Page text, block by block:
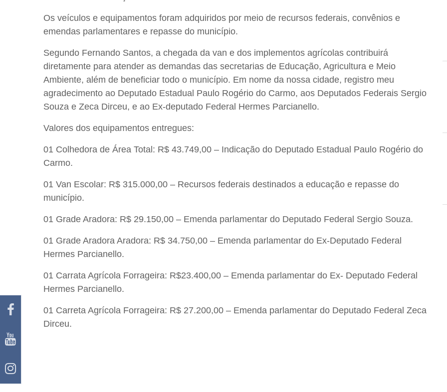
Os veículos e equipamentos foram adquiridos por meio de recursos federais, convênios e
emendas parlamentares e repasse do município.
Segundo Fernando Santos, a chegada da van e dos implementos agrícolas contribuirá
diretamente para atender as demandas das secretarias de Educação, Agricultura e Meio
Ambiente, além de beneficiar todo o município. Em nome da nossa cidade, registro meu
agradecimento ao Deputado Estadual Paulo Rogério do Carmo, aos Deputados Federais Sergio
Souza e Zeca Dirceu, e ao Ex-deputado Federal Hermes Parcianello.
Valores dos equipamentos entregues:
01 Colhedora de Área Total: R$ 43.749,00 – Indicação do Deputado Estadual Paulo Rogério do
Carmo.
01 Van Escolar: R$ 315.000,00 – Recursos federais destinados a educação e repasse do
município.
01 Grade Aradora: R$ 29.150,00 – Emenda parlamentar do Deputado Federal Sergio Souza.
01 Grade Aradora Aradora: R$ 34.750,00 – Emenda parlamentar do Ex-Deputado Federal
Hermes Parcianello.
01 Carrata Agrícola Forrageira: R$23.400,00 – Emenda parlamentar do Ex- Deputado Federal
Hermes Parcianello.
01 Carreta Agrícola Forrageira: R$ 27.200,00 – Emenda parlamentar do Deputado Federal Zeca
Dirceu.